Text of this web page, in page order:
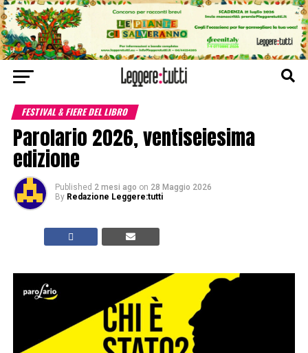
FESTIVAL & FIERE DEL LIBRO
Parolario 2026, ventiseiesima
edizione
Published 2 mesi ago on 28 Maggio 2026
By Redazione Leggere:tutti